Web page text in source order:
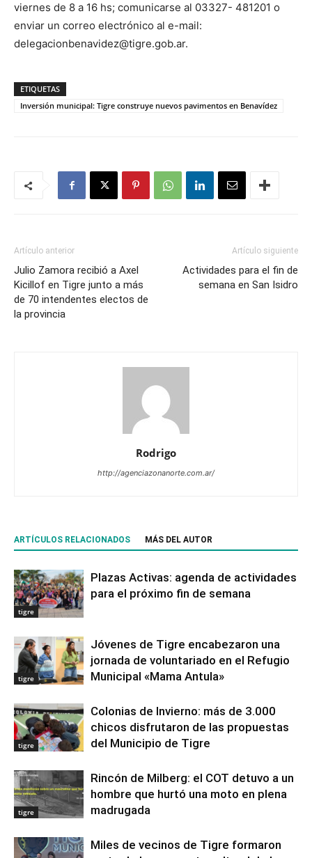
viernes de 8 a 16 hs; comunicarse al 03327- 481201 o
enviar un correo electrónico al e-mail:
delegacionbenavidez@tigre.gob.ar.
ETIQUETAS
Inversión municipal: Tigre construye nuevos pavimentos en Benavídez
Artículo anterior
Julio Zamora recibió a Axel
Kicillof en Tigre junto a más
de 70 intendentes electos de
la provincia
Artículo siguiente
Actividades para el fin de
semana en San Isidro
Rodrigo
http://agenciazonanorte.com.ar/
ARTÍCULOS RELACIONADOS MÁS DEL AUTOR
tigre
Plazas Activas: agenda de actividades
para el próximo fin de semana
tigre
Jóvenes de Tigre encabezaron una
jornada de voluntariado en el Refugio
Municipal «Mama Antula»
tigre
Colonias de Invierno: más de 3.000
chicos disfrutaron de las propuestas
del Municipio de Tigre
tigre
Rincón de Milberg: el COT detuvo a un
hombre que hurtó una moto en plena
madrugada
Miles de vecinos de Tigre formaron